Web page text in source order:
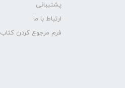
پشتیبانی
ارتباط با ما
فرم مرجوع کردن کتاب